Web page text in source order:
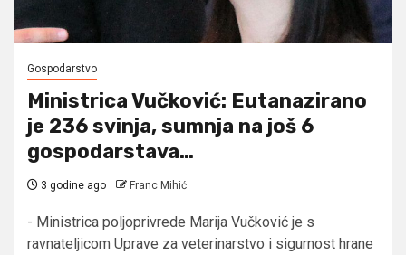
Gospodarstvo
Ministrica Vučković: Eutanazirano
je 236 svinja, sumnja na još 6
gospodarstava…
3 godine ago Franc Mihić
- Ministrica poljoprivrede Marija Vučković je s
ravnateljicom Uprave za veterinarstvo i sigurnost hrane